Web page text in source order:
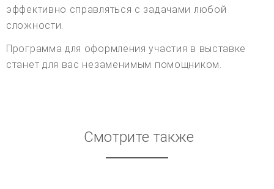
эффективно справляться с задачами любой
сложности.
Программа для оформления участия в выставке
станет для вас незаменимым помощником.
Смотрите также